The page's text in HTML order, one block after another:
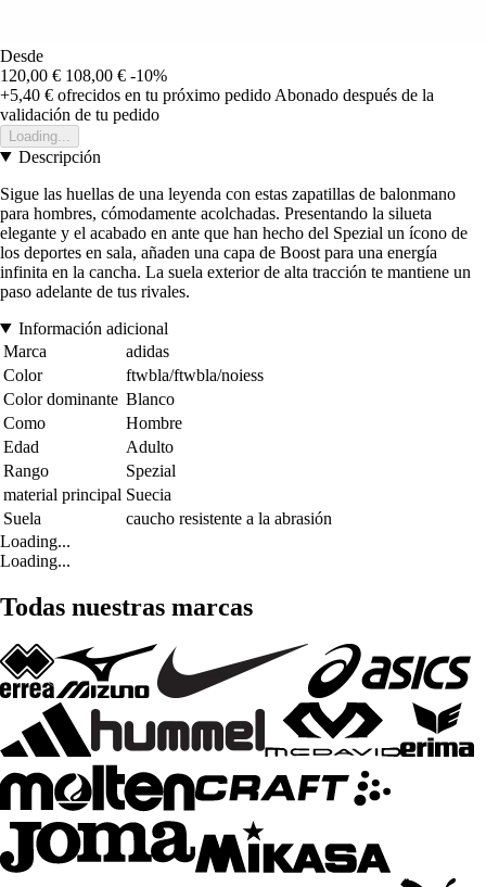
Desde
120,00 € 108,00 € -10%
+5,40 € ofrecidos en tu próximo pedido Abonado después de la
validación de tu pedido
Loading...
Descripción
Sigue las huellas de una leyenda con estas zapatillas de balonmano
para hombres, cómodamente acolchadas. Presentando la silueta
elegante y el acabado en ante que han hecho del Spezial un ícono de
los deportes en sala, añaden una capa de Boost para una energía
infinita en la cancha. La suela exterior de alta tracción te mantiene un
paso adelante de tus rivales.
Información adicional
Marca
adidas
Color
ftwbla/ftwbla/noiess
Color dominante Blanco
Como
Hombre
Edad
Adulto
Rango
Spezial
material principal Suecia
Suela
caucho resistente a la abrasión
Loading...
Loading...
Todas nuestras marcas